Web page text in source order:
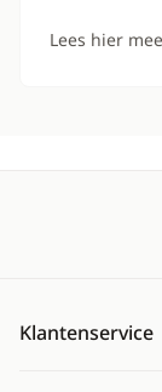
Lees hier
Klantenservice